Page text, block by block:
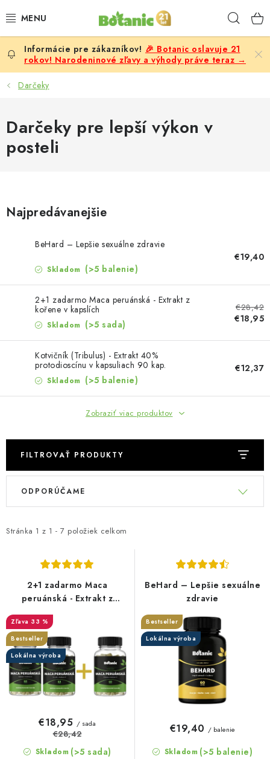
na
PREMIUM
DOPLNKY STRAVY
POTRAVINY A NÁPOJE
ZLOŽKY
OSTATNÉ
Doprava a platba Recenzie
Vernostný program
Prečo Botanic?
Kontakty
🎉 Botanic oslavuje 21
rokov! Narodeninové zľavy a výhody práve teraz →
Darčeky
Darčeky pre lepší výkon v
posteli
Najpredávanejšie
BeHard – Lepšie sexuálne zdravie
Skladom (>5 balenie)
€19,40
2+1 zadarmo Maca peruánská - Extrakt z
kořene v kapslích
Skladom (>5 sada)
€28,42
€18,95
Kotvičník (Tribulus) - Extrakt 40%
protodioscínu v kapsuliach 90 kap.
Skladom (>5 balenie)
€12,37
Zobraziť viac produktov
FILTROVAŤ PRODUKTY
V
i
d
u
k
t
o
Stránka 1 z 1 - 7 položiek celkom
R
e
r
o
d
u
k
ODPORÚČAME
2+1 zadarmo Maca
peruánská - Extrakt z
kořene v kapslích
33 %
Bestseller
Lokálna výroba
Skladom (>5 sada)
€18,95 / sada
€28,42
BeHard – Lepšie sexuálne
zdravie
Bestseller
Lokálna výroba
Skladom (>5 balenie)
€19,40 / balenie